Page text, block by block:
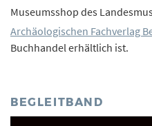
Museumsshop des
Archäologischen Fachverlag
Buchhandel erhältlich ist.
BEGLEITBAND